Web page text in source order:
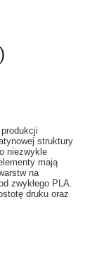
struktury
niezwykle
mają
na
zwykłego PLA.
druku oraz